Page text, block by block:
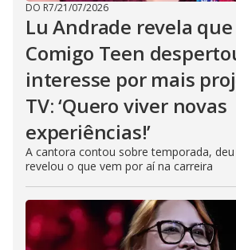
DO R7/21/07/2026
Lu Andrade revela
Comigo Teen
interesse por mais
TV: ‘Quero viver novas
experiências!’
A cantora contou sobre temporada,
revelou o que vem por aí na carreira